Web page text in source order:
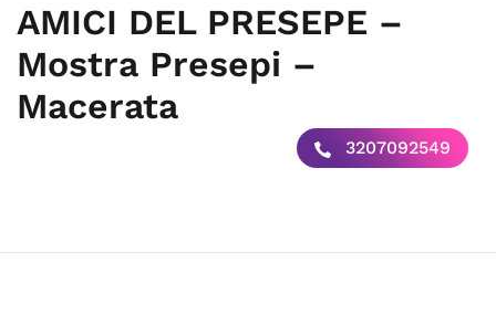
AMICI DEL PRESEPE –
Mostra Presepi –
Macerata
3207092549